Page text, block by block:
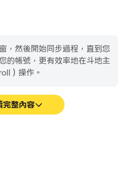
，然後開始同步過程，直到您
的帳號，更有效率地在斗地主
）操作。
完整內容